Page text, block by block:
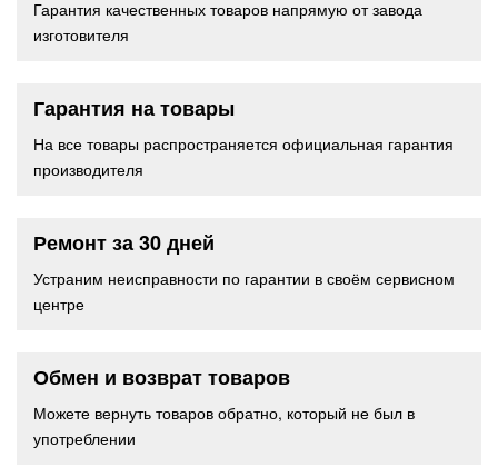
Гарантия качественных товаров напрямую от завода
изготовителя
Гарантия на товары
На все товары распространяется официальная гарантия
производителя
Ремонт за 30 дней
Устраним неисправности по гарантии в своём сервисном
центре
Обмен и возврат товаров
Можете вернуть товаров обратно, который не был в
употреблении